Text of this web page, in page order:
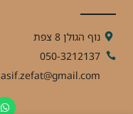
נוף הגולן 8 צפת
050-3212137
asif.zefat@gmail.com